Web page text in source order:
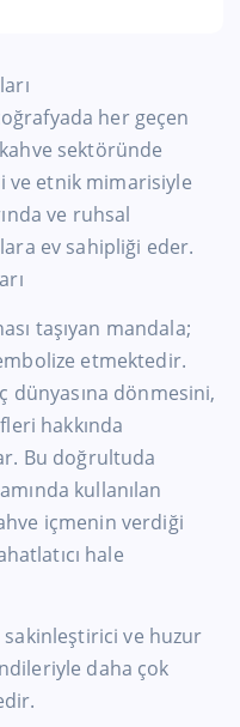
her geçen
sektöründe
ve etnik mimarisiyle
ve ruhsal
ev sahipliği eder.
taşıyan mandala;
etmektedir.
dünyasına dönmesini,
hakkında
Bu doğrultuda
kullanılan
içmenin verdiği
hale
sakinleştirici ve huzur
daha çok